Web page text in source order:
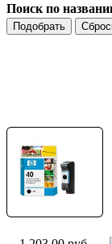
Поиск по